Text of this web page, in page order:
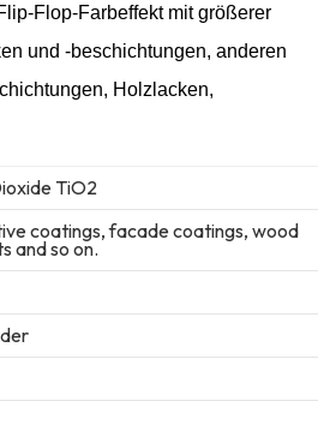
Flop-Farbeffekt mit größerer
und -beschichtungen, anderen
Holzlacken,
TiO2
coatings, facade coatings, wood
and so on.